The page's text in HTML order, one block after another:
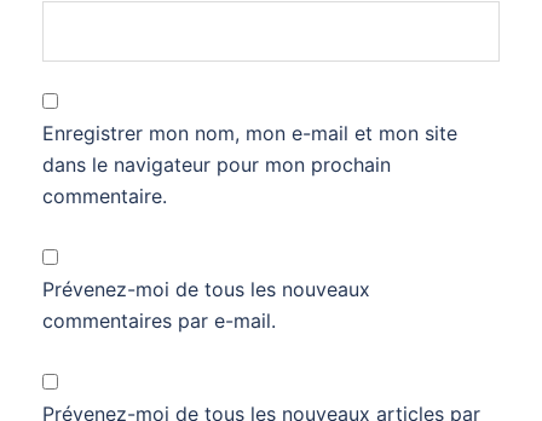
Enregistrer mon nom, mon e-mail et mon site
dans le navigateur pour mon prochain
commentaire.
Prévenez-moi de tous les nouveaux
commentaires par e-mail.
Prévenez-moi de tous les nouveaux articles par